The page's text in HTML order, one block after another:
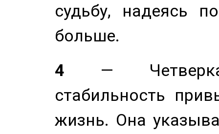
судьбу, надеясь
больше.
4 — Четверка
стабильность
жизнь. Она